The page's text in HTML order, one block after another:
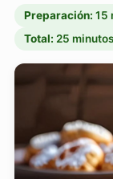
Preparación: 15
Total: 25 minutos